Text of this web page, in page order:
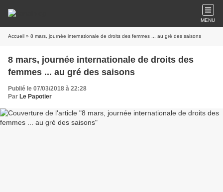
MENU
Accueil » 8 mars, journée internationale de droits des femmes ... au gré des saisons
8 mars, journée internationale de droits des
femmes ... au gré des saisons
Publié le 07/03/2018 à 22:28
Par Le Papotier